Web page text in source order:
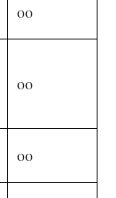
00
00
00